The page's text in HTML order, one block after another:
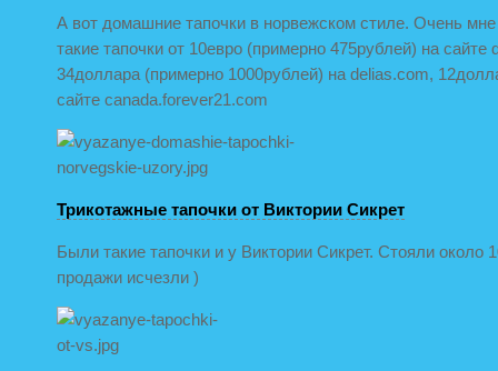
А вот домашние тапочки в норвежском стиле. Очень
такие тапочки от 10евро (примерно 475рублей) на сайте
34доллара (примерно 1000рублей) на delias.com,
сайте canada.forever21.com
Трикотажные тапочки от Виктории Сикрет
Были такие тапочки и у Виктории Сикрет. Стояли около
продажи исчезли )